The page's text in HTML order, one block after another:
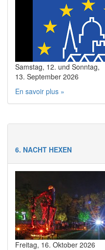
Samstag, 12. und Sonntag,
13. September 2026
En savoir plus »
6. NACHT HEXEN
Freitag, 16. Oktober 2026